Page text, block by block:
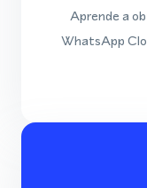
Aprende a
WhatsApp